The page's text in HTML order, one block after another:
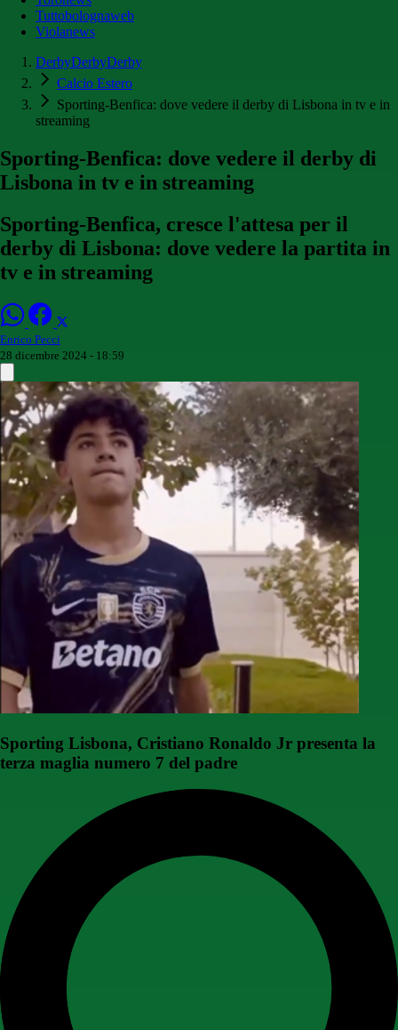
Tuttobolognaweb
Violanews
DerbyDerbyDerby
Calcio Estero
Sporting-Benfica: dove vedere il derby di Lisbona in tv e in
streaming
Sporting-Benfica: dove vedere il derby di
Lisbona in tv e in streaming
Sporting-Benfica, cresce l'attesa per il
derby di Lisbona: dove vedere la partita in
tv e in streaming
Enrico Pecci
28 dicembre 2024 - 18:59
Sporting Lisbona, Cristiano Ronaldo Jr presenta la
terza maglia numero 7 del padre